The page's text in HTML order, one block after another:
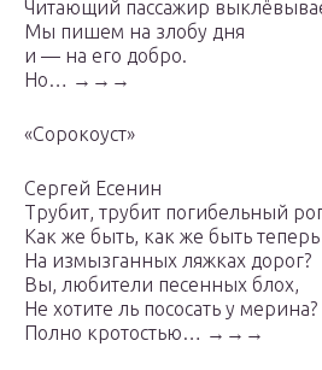
Читающий пассажир
Мы пишем на злобу дня
и — на его добро.
Но… →→→
«Сорокоуст»
Сергей Есенин
Трубит, трубит погибельный
Как же быть, как же быть
На измызганных ляжках дорог?
Вы, любители песенных блох,
Не хотите ль пососать у мерина?
Полно кротостью… →→→